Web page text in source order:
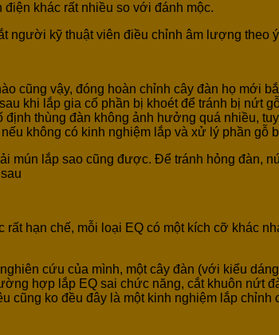
khác rất nhiều so với đánh mộc.
người kỹ thuật viên điều chỉnh âm lượng theo
cũng vậy, đóng hoàn chỉnh cây đàn họ mới
khi lắp gia cố phần bị khoét để tránh bị nứt
thùng đàn không ảnh hưởng quá nhiều,
không có kinh nghiệm lắp và xử lý phần gỗ
mún lắp sao cũng được. Để tránh hỏng đàn,
hạn chế, mỗi loại EQ có một kích cỡ khác
cứu của mình, một cây đàn (với kiểu
hợp lắp EQ sai chức năng, cắt khuôn nứt
cũng ko đều đây là một kinh nghiệm lắp chỉnh